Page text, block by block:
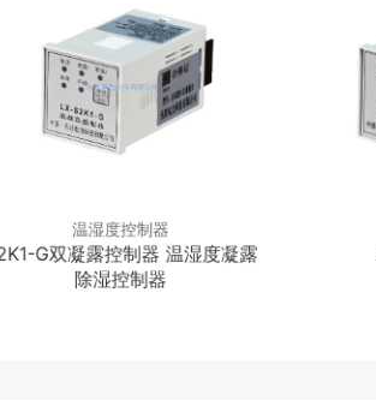
温湿度控制器
G双凝露控制器 温湿度凝露
除湿控制器